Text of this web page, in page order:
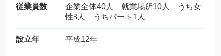
従業員数
企業全体40人 就業場所10人 うち女
性3人 うちパート1人
設立年 平成12年